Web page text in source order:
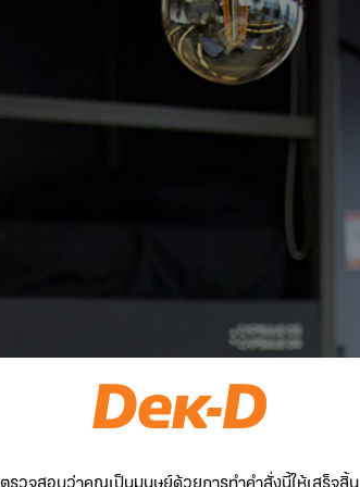
ตรวจสอบว่าคุณเป็นมนุษย์ด้วยการทำคำสั่งนี้ให้เสร็จสิ้น